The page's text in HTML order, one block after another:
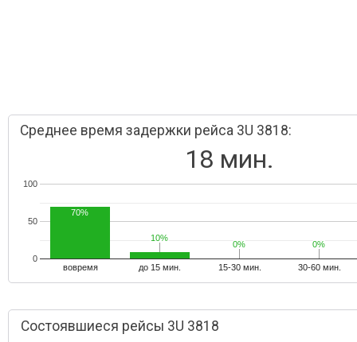
Среднее время задержки рейса 3U 3818:
18 мин.
вовремя до 15 мин. 15-30 мин. 30-60 мин.
0
50
100
70%
10%
10%
0%
0% 0%
0%
Состоявшиеся рейсы 3U 3818